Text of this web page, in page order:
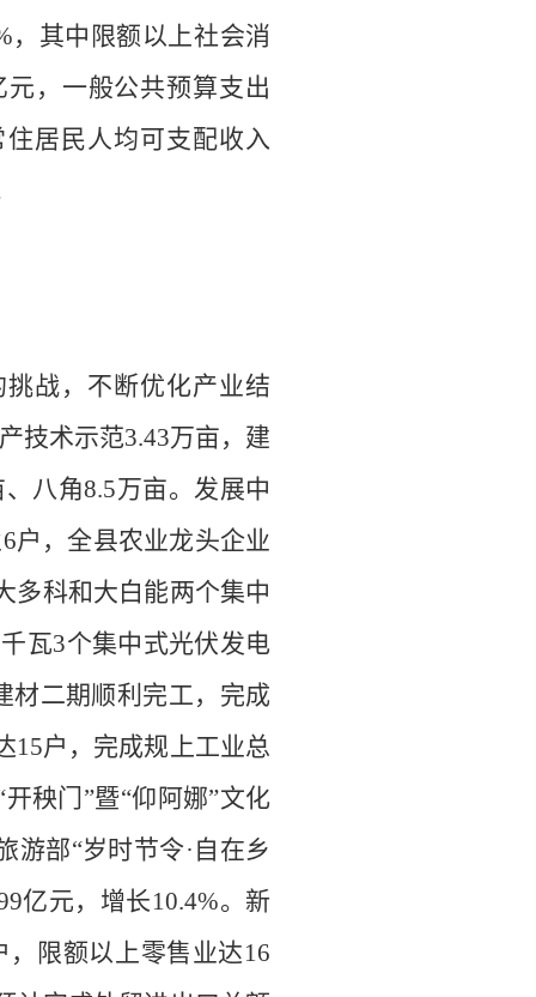
， 其中限额以上社会消
元，一般公共预算支出
居民人均可支配收入
战，不断优化产业结
技术示范3.43万亩，建
八角8.5万亩。 发展中
6户 ，全县农业龙头企业
多科和大白能两个集中
瓦3个集中式光伏发电
材二期顺利完工 ， 完成
15户， 完成规上工业总
开秧门 ”暨“仰阿娜”文化
游部“岁时节令· 自在乡
亿元，增长10.4%。新
，限额以上零售 业达16